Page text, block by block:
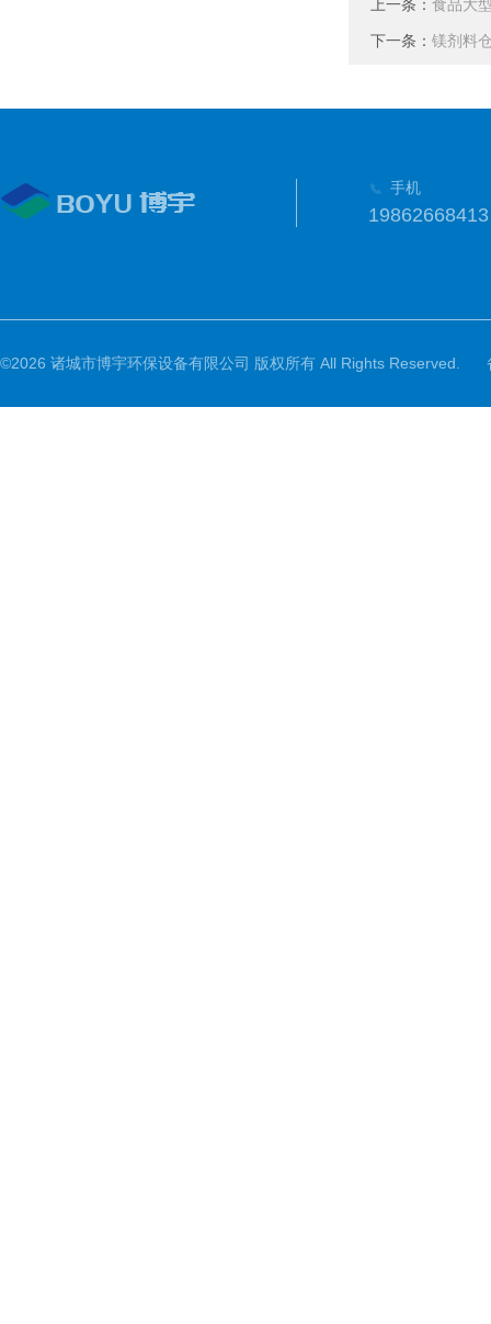
上一条： 食品大
下一条： 镁剂料
手机
19862668413
©2026 诸城市博宇环保设备有限公司 版权所有 All Rights Reserved.